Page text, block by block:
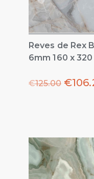
Reves de Rex
6mm 160 x 320
€125.00 €